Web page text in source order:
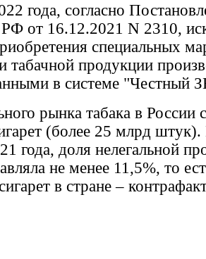
года, согласно
РФ от 16.12.2021 N 2310,
специальных
табачной продукции
в системе "Честный
рынка табака в России
(более 25 млрд
года, доля нелегальной
не менее 11,5%, то
в стране –